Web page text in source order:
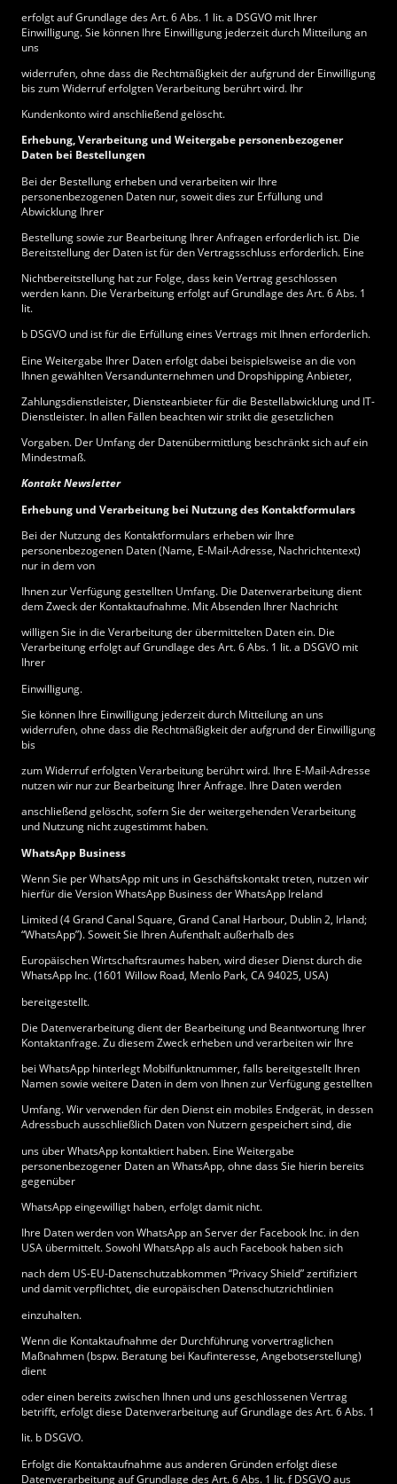
erfolgt auf Grundlage des Art. 6 Abs. 1 lit. a DSGVO mit Ihrer
Einwilligung. Sie können Ihre Einwilligung jederzeit durch Mitteilung an
uns
widerrufen, ohne dass die Rechtmäßigkeit der aufgrund der Einwilligung
bis zum Widerruf erfolgten Verarbeitung berührt wird. Ihr
Kundenkonto wird anschließend gelöscht.
Erhebung, Verarbeitung und Weitergabe personenbezogener
Daten bei Bestellungen
Bei der Bestellung erheben und verarbeiten wir Ihre
personenbezogenen Daten nur, soweit dies zur Erfüllung und
Abwicklung Ihrer
Bestellung sowie zur Bearbeitung Ihrer Anfragen erforderlich ist. Die
Bereitstellung der Daten ist für den Vertragsschluss erforderlich. Eine
Nichtbereitstellung hat zur Folge, dass kein Vertrag geschlossen
werden kann. Die Verarbeitung erfolgt auf Grundlage des Art. 6 Abs. 1
lit.
b DSGVO und ist für die Erfüllung eines Vertrags mit Ihnen erforderlich.
Eine Weitergabe Ihrer Daten erfolgt dabei beispielsweise an die von
Ihnen gewählten Versandunternehmen und Dropshipping Anbieter,
Zahlungsdienstleister, Diensteanbieter für die Bestellabwicklung und IT-
Dienstleister. In allen Fällen beachten wir strikt die gesetzlichen
Vorgaben. Der Umfang der Datenübermittlung beschränkt sich auf ein
Mindestmaß.
Kontakt Newsletter
Erhebung und Verarbeitung bei Nutzung des Kontaktformulars
Bei der Nutzung des Kontaktformulars erheben wir Ihre
personenbezogenen Daten (Name, E-Mail-Adresse, Nachrichtentext)
nur in dem von
Ihnen zur Verfügung gestellten Umfang. Die Datenverarbeitung dient
dem Zweck der Kontaktaufnahme. Mit Absenden Ihrer Nachricht
willigen Sie in die Verarbeitung der übermittelten Daten ein. Die
Verarbeitung erfolgt auf Grundlage des Art. 6 Abs. 1 lit. a DSGVO mit
Ihrer
Einwilligung.
Sie können Ihre Einwilligung jederzeit durch Mitteilung an uns
widerrufen, ohne dass die Rechtmäßigkeit der aufgrund der Einwilligung
bis
zum Widerruf erfolgten Verarbeitung berührt wird. Ihre E-Mail-Adresse
nutzen wir nur zur Bearbeitung Ihrer Anfrage. Ihre Daten werden
anschließend gelöscht, sofern Sie der weitergehenden Verarbeitung
und Nutzung nicht zugestimmt haben.
WhatsApp Business
Wenn Sie per WhatsApp mit uns in Geschäftskontakt treten, nutzen wir
hierfür die Version WhatsApp Business der WhatsApp Ireland
Limited (4 Grand Canal Square, Grand Canal Harbour, Dublin 2, Irland;
“WhatsApp”). Soweit Sie Ihren Aufenthalt außerhalb des
Europäischen Wirtschaftsraumes haben, wird dieser Dienst durch die
WhatsApp Inc. (1601 Willow Road, Menlo Park, CA 94025, USA)
bereitgestellt.
Die Datenverarbeitung dient der Bearbeitung und Beantwortung Ihrer
Kontaktanfrage. Zu diesem Zweck erheben und verarbeiten wir Ihre
bei WhatsApp hinterlegt Mobilfunktnummer, falls bereitgestellt Ihren
Namen sowie weitere Daten in dem von Ihnen zur Verfügung gestellten
Umfang. Wir verwenden für den Dienst ein mobiles Endgerät, in dessen
Adressbuch ausschließlich Daten von Nutzern gespeichert sind, die
uns über WhatsApp kontaktiert haben. Eine Weitergabe
personenbezogener Daten an WhatsApp, ohne dass Sie hierin bereits
gegenüber
WhatsApp eingewilligt haben, erfolgt damit nicht.
Ihre Daten werden von WhatsApp an Server der Facebook Inc. in den
USA übermittelt. Sowohl WhatsApp als auch Facebook haben sich
nach dem US-EU-Datenschutzabkommen “Privacy Shield” zertifiziert
und damit verpflichtet, die europäischen Datenschutzrichtlinien
einzuhalten.
Wenn die Kontaktaufnahme der Durchführung vorvertraglichen
Maßnahmen (bspw. Beratung bei Kaufinteresse, Angebotserstellung)
dient
oder einen bereits zwischen Ihnen und uns geschlossenen Vertrag
betrifft, erfolgt diese Datenverarbeitung auf Grundlage des Art. 6 Abs. 1
lit. b DSGVO.
Erfolgt die Kontaktaufnahme aus anderen Gründen erfolgt diese
Datenverarbeitung auf Grundlage des Art. 6 Abs. 1 lit. f DSGVO aus